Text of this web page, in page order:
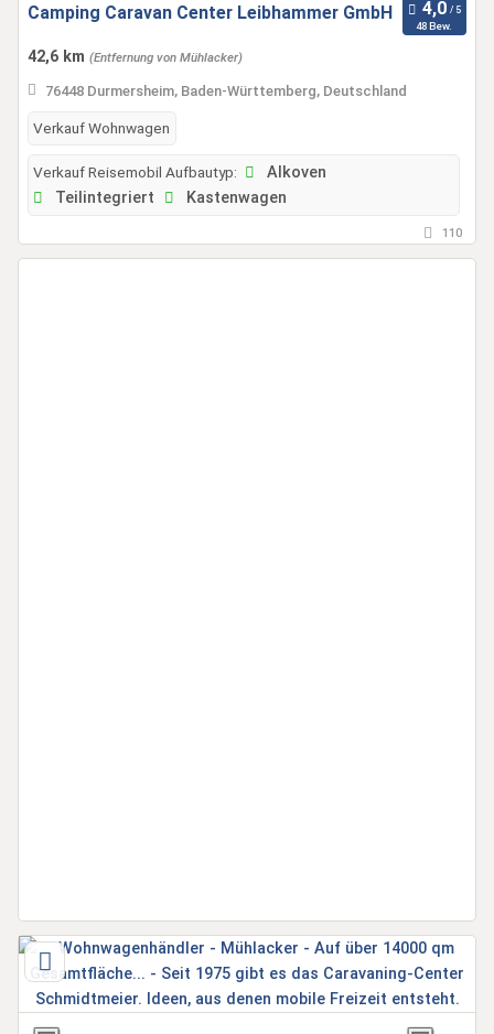
Camping Caravan Center Leibhammer GmbH
48 Bew.
42,6 km (Entfernung von Mühlacker)
76448 Durmersheim, Baden-Württemberg, Deutschland
Verkauf Wohnwagen
Verkauf Reisemobil Aufbautyp:
Alkoven
Teilintegriert
Kastenwagen
110